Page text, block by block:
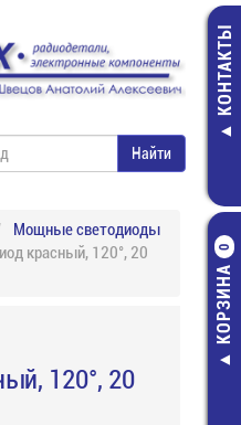
КОНТАКТЫ
КОРЗИНА
0
Мощные светодиоды
красный, 120°, 20
120°, 20